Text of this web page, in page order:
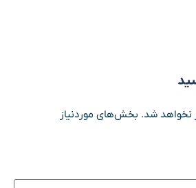
نخواهد شد. بخش‌های موردنیاز